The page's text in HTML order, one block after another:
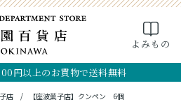
よみもの
円以上のお買物で送料無料
検索
MY PAGE CART
店 【座波菓子店】クンペン 6個